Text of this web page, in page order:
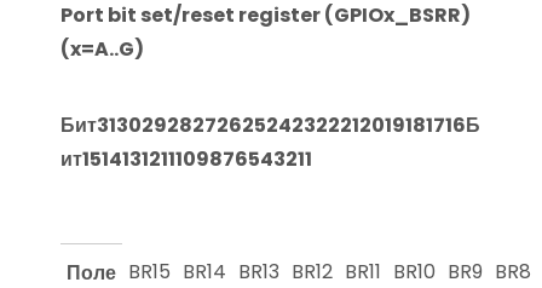
Port bit set/reset register (GPIOx_BSRR)
(x=A..G)
Бит31302928272625242322212019181716Б
ит1514131211109876543211
Поле BR15 BR14 BR13 BR12 BR11 BR10 BR9 BR8